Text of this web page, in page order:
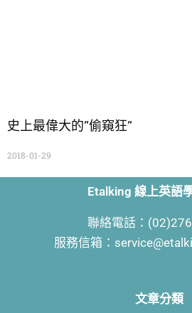
史上最偉大的”偷窺狂”
2018-01-29
Etalking 線上英語
聯絡電話：
服務信箱：
文章分類